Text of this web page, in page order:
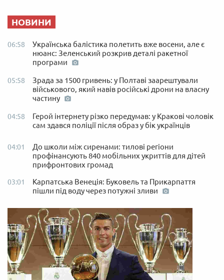
НОВИНИ
06:58
Українська балістика полетить вже восени, але є
нюанс: Зеленський розкрив деталі ракетної
програми
05:58
Зрада за 1500 гривень: у Полтаві заарештували
військового, який навів російські дрони на власну
частину
04:58
Герой інтернету різко передумав: у Кракові чоловік
сам здався поліції після образ у бік українців
04:01
До школи між сиренами: тилові регіони
профінансують 840 мобільних укриттів для дітей
прифронтових громад
03:01
Карпатська Венеція: Буковель та Прикарпаття
пішли під воду через потужні зливи